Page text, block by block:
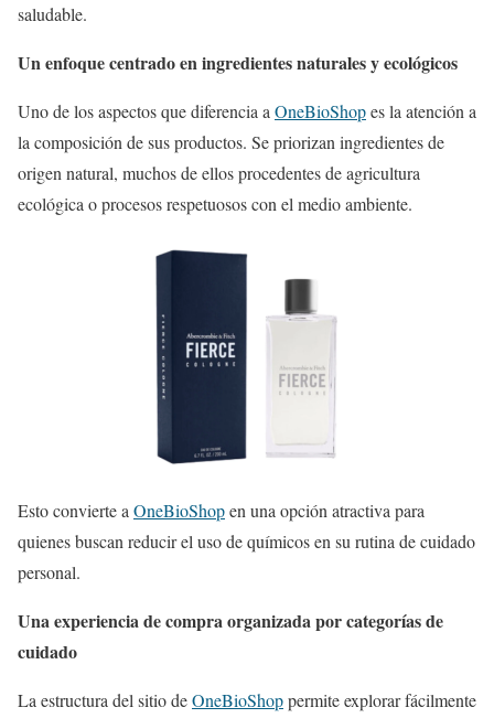
saludable.
Un enfoque centrado en ingredientes naturales y ecológicos
Uno de los aspectos que diferencia a OneBioShopes la atención a
la composición de sus productos. Se priorizan ingredientes de
origen natural, muchos de ellos procedentes de agricultura
ecológica o procesos respetuosos con el medio ambiente.
Esto convierte a OneBioShopen una opción atractiva para
quienes buscan reducir el uso de químicos en su rutina de cuidado
personal.
Una experiencia de compra organizada por categorías de
cuidado
La estructura del sitio deOneBioShoppermite explorar fácilmente